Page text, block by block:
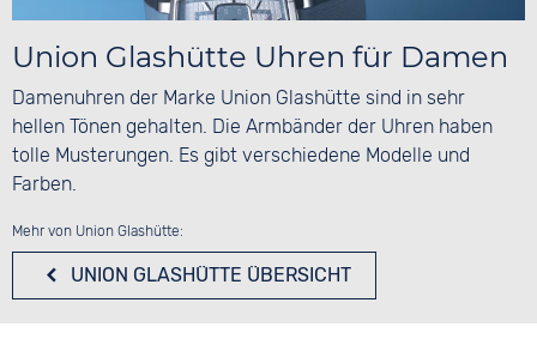
Union Glashütte Uhren für Damen
Damenuhren der Marke Union Glashütte sind in sehr
hellen Tönen gehalten. Die Armbänder der Uhren haben
tolle Musterungen. Es gibt verschiedene Modelle und
Farben.
Mehr von Union Glashütte:
UNION GLASHÜTTE ÜBERSICHT